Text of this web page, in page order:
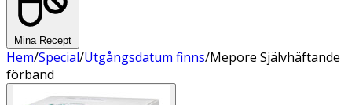
Mina Recept
Hem/Special/Utgångsdatum finns/Mepore Självhäftande
förband